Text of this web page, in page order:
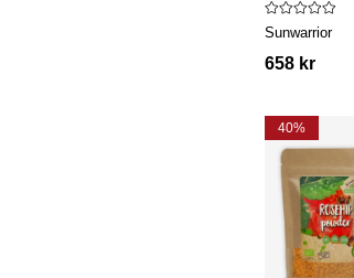
Sunwarrior
658 kr
40%